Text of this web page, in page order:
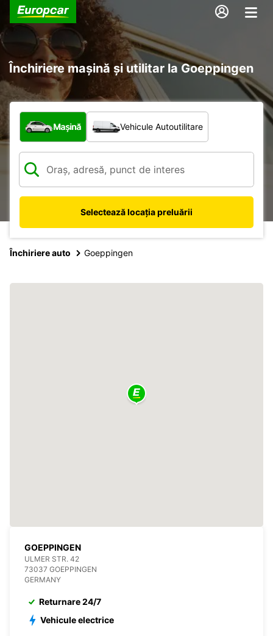
Închiriere mașină și utilitar la Goeppingen
Ce tip de vehicul?
Mașină Vehicule Autoutilitare
Selectează locația preluării
Închiriere auto Goeppingen
GOEPPINGEN
ULMER STR. 42
73037 GOEPPINGEN
GERMANY
Returnare 24/7
Vehicule electrice